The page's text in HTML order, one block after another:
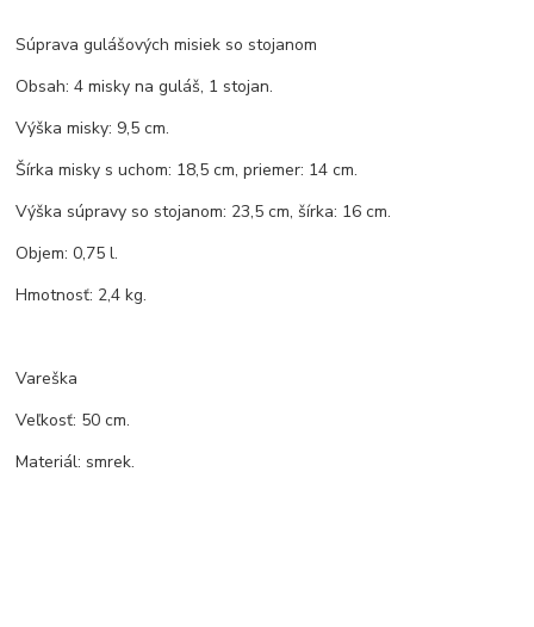
Súprava gulášových misiek so stojanom
Obsah: 4 misky na guláš, 1 stojan.
Výška misky: 9,5 cm.
Šírka misky s uchom: 18,5 cm, priemer: 14 cm.
Výška súpravy so stojanom: 23,5 cm, šírka: 16 cm.
Objem: 0,75 l.
Hmotnosť: 2,4 kg.
Vareška
Veľkosť: 50 cm.
Materiál: smrek.